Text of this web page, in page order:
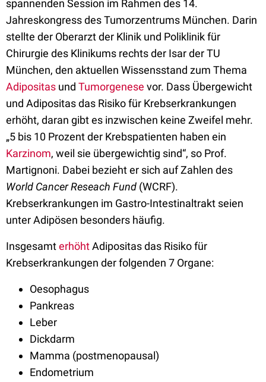
spannenden Session im Rahmen des 14.
Jahreskongress des Tumorzentrums München. Darin
stellte der Oberarzt der Klinik und Poliklinik für
Chirurgie des Klinikums rechts der Isar der TU
München, den aktuellen Wissensstand zum Thema
Adipositas und Tumorgenese vor. Dass Übergewicht
und Adipositas das Risiko für Krebserkrankungen
erhöht, daran gibt es inzwischen keine Zweifel mehr.
„5 bis 10 Prozent der Krebspatienten haben ein
Karzinom, weil sie übergewichtig sind“, so Prof.
Martignoni. Dabei bezieht er sich auf Zahlen des
World Cancer Reseach Fund (WCRF).
Krebserkrankungen im Gastro-Intestinaltrakt seien
unter Adipösen besonders häufig.
InsgesamterhöhtAdipositas das Risiko für
Krebserkrankungen der folgenden 7 Organe:
Oesophagus
Pankreas
Leber
Dickdarm
Mamma (postmenopausal)
Endometrium